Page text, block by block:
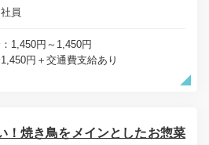
員
1,450円～1,450円
円＋交通費支給あり
！焼き鳥をメインとしたお惣菜